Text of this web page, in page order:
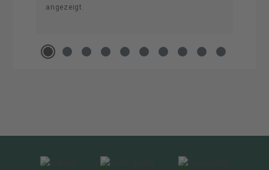
angezeigt.